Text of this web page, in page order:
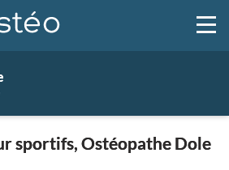
sportifs, Ostéopathe Dole